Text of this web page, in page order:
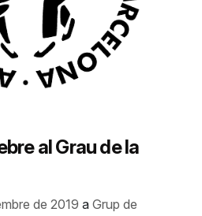
al Grau de la
de 2019 a Grup de